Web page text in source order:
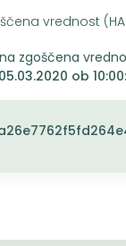
vrednost
zgoščena
05.03.2020 ob